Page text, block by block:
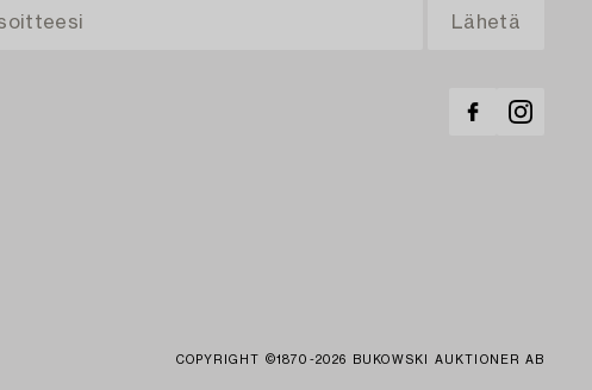
COPYRIGHT ©1870-2026 BUKOWSKI AUKTIONER AB